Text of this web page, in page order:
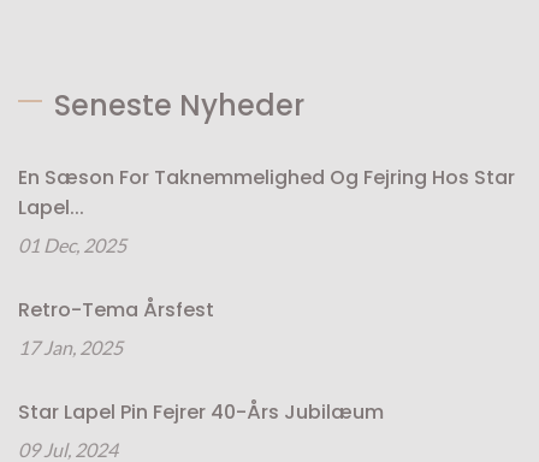
Seneste Nyheder
En Sæson For Taknemmelighed Og Fejring Hos Star
Lapel...
01 Dec, 2025
Retro-Tema Årsfest
17 Jan, 2025
Star Lapel Pin Fejrer 40-Års Jubilæum
09 Jul, 2024